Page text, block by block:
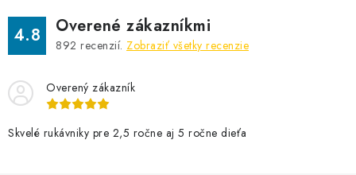
4.8 Overené zákazníkmi
892 recenzií. Zobraziť všetky recenzie
Overený zákazník
Skvelé rukávniky pre 2,5 ročne aj 5 ročne dieťa